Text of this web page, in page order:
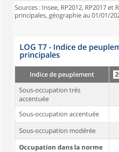
Sources : Insee, RP2012, RP2017 et
principales, géographie au 01/01/
LOG T7 - Indice de
principales
Indice de peuplement
Sous-occupation très
accentuée
Sous-occupation accentuée
Sous-occupation modérée
Occupation dans la norme